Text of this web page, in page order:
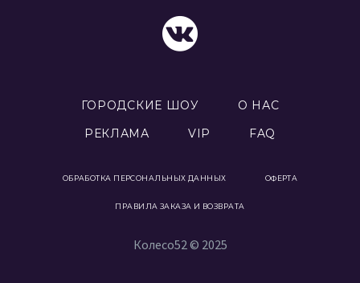
ГОРОДСКИЕ ШОУ
О НАС
РЕКЛАМА
VIP FAQ
ОБРАБОТКА ПЕРСОНАЛЬНЫХ ДАННЫХ ОФЕРТА
ПРАВИЛА ЗАКАЗА И ВОЗВРАТА
Колесо52 © 2025